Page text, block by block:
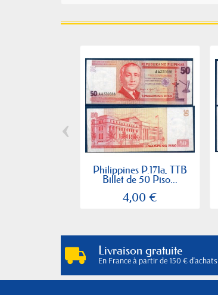
Philippines P.171a, TTB
Billet de 50 Piso...
4,00 €
‹
Livraison gratuite
En France à partir de 150 € d'achats